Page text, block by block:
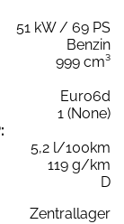
51 kW / 69 PS
Benzin
999 cm³
Euro6d
1 (None)
5,2 l/100km
119 g/km
D
Zentrallager